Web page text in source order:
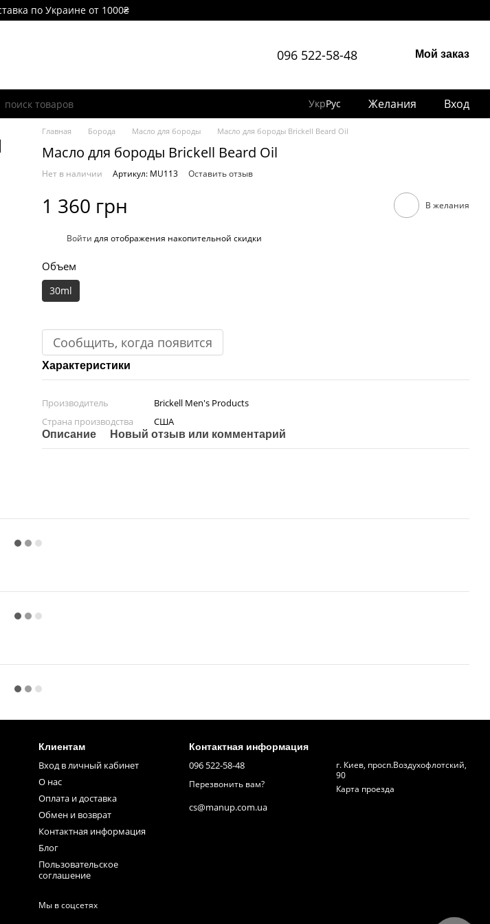
по Украине от 1000₴
096 522-58-48 Мой заказ
УкрРус Желания Вход
Главная Борода Масло для бороды Масло для бороды Brickell Beard Oil
Масло для бороды Brickell Beard Oil
Нет в наличии Артикул: MU113 Оставить отзыв
1 360 грн В желания
Войти для отображения накопительной скидки
Объем
30ml
Сообщить, когда появится
Характеристики
Производитель
Brickell Men's Products
Страна производства
США
Описание Новый отзыв или комментарий
Клиентам
Вход в личный кабинет
О нас
Оплата и доставка
Обмен и возврат
Контактная информация
Блог
Пользовательское
соглашение
Мы в соцсетях
Контактная информация
096 522-58-48
Перезвонить вам?
cs@manup.com.ua
г. Киев, просп.Воздухофлотский,
90
Карта проезда